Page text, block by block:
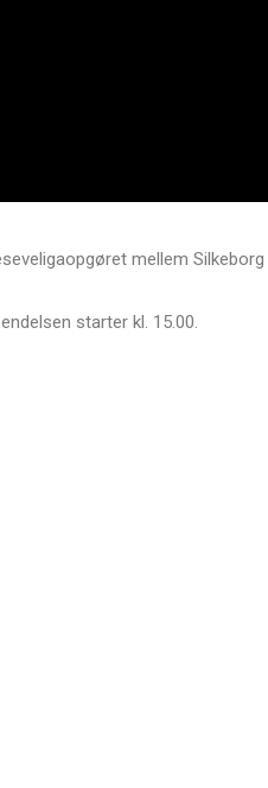
mellem
starter kl. 15.00.